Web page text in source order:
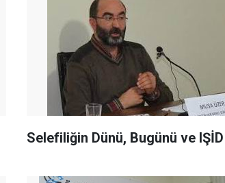
Selefiliğin Dünü, Bugünü ve IŞİD